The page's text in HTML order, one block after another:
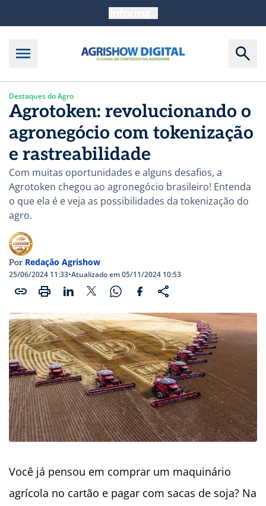
Destaques do Agro
Agrotoken: revolucionando o
agronegócio com tokenização
e rastreabilidade
Com muitas oportunidades e alguns desafios, a
Agrotoken chegou ao agronegócio brasileiro! Entenda
o que ela é e veja as possibilidades da tokenização do
agro.
Por Redação Agrishow
25/06/2024 11:33•Atualizado em 05/11/2024 10:53
Você já pensou em comprar um maquinário
agrícola no cartão e pagar com sacas de soja? Na